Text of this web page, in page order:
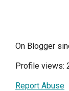
On Blogger
Profile views:
Report Abuse